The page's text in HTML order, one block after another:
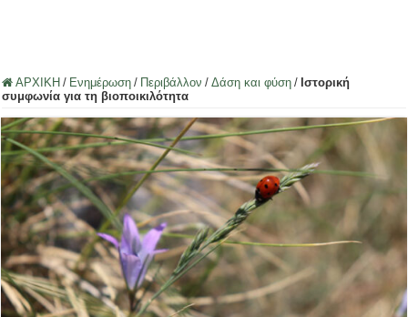
ΑΡΧΙΚΗ / Ενημέρωση / Περιβάλλον / Δάση και φύση / Ιστορική
συμφωνία για τη βιοποικιλότητα